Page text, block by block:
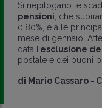
Si riepilogano le
pensioni , che
0,80%, e alle
mese di gennaio.
data l’esclusione
postale e dei buoni
di Mario Cassaro -